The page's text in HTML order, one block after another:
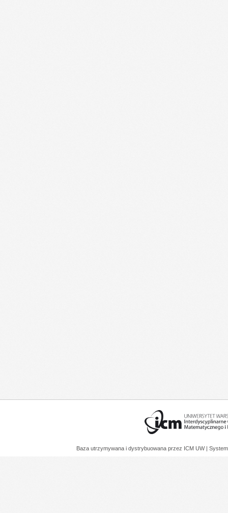
Baza utrzymywana i dystrybuowana przez ICM UW |